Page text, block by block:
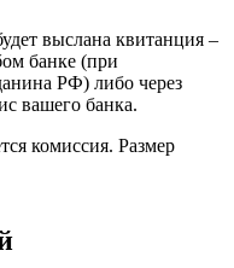
выслана квитанция –
банке (при
РФ) либо через
вашего банка.
комиссия. Размер